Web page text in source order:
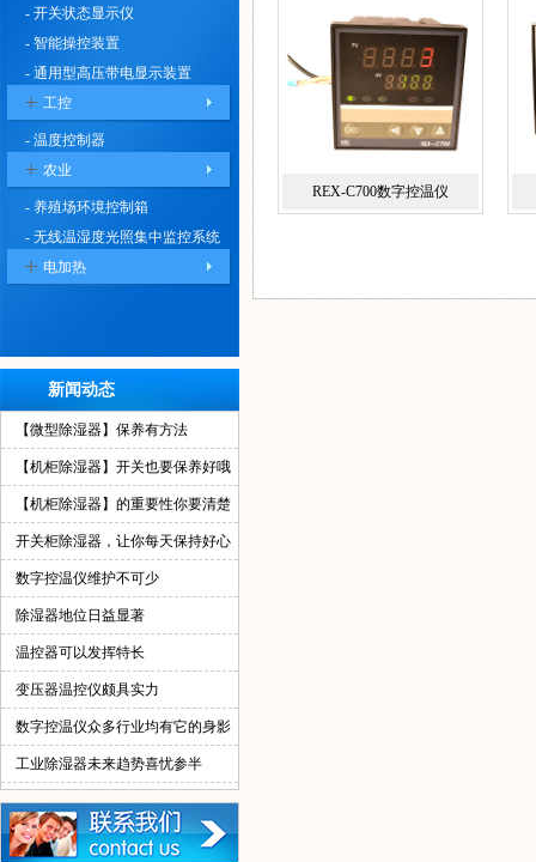
- 开关状态显示仪
- 智能操控装置
- 通用型高压带电显示装置
+ 工控
- 温度控制器
+ 农业
- 养殖场环境控制箱
- 无线温湿度光照集中监控系统
+ 电加热
新闻动态
【微型除湿器】保养有方法
【机柜除湿器】开关也要保养好哦
【机柜除湿器】的重要性你要清楚
开关柜除湿器，让你每天保持好心
情！
数字控温仪维护不可少
除湿器地位日益显著
温控器可以发挥特长
变压器温控仪颇具实力
数字控温仪众多行业均有它的身影
工业除湿器未来趋势喜忧参半
REX-C700数字控温仪